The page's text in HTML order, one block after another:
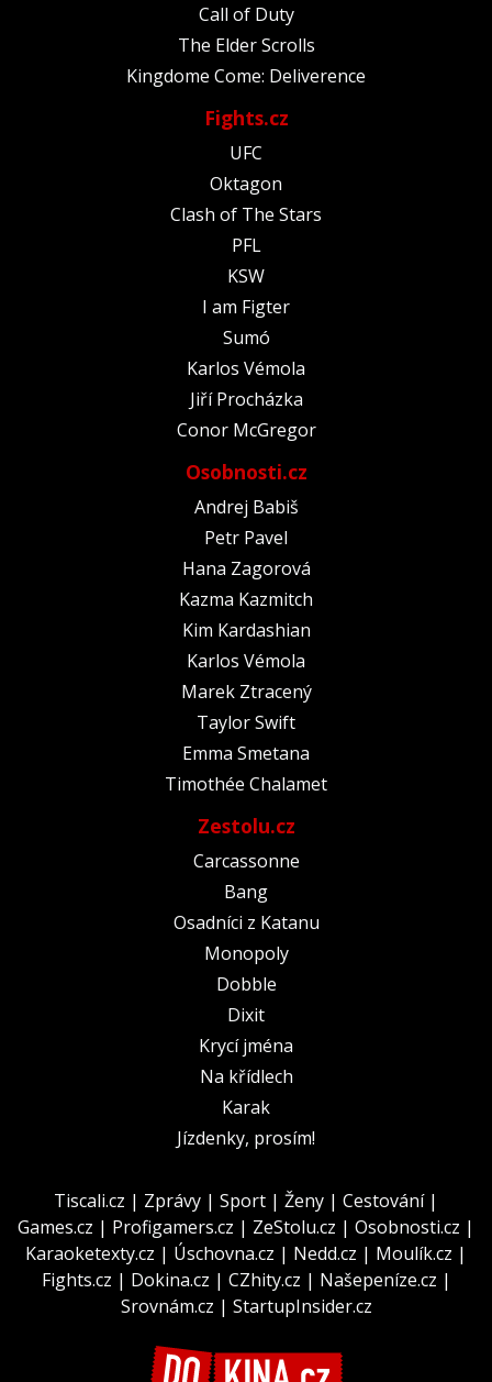
Call of Duty
The Elder Scrolls
Kingdome Come: Deliverence
Fights.cz
UFC
Oktagon
Clash of The Stars
PFL
KSW
I am Figter
Sumó
Karlos Vémola
Jiří Procházka
Conor McGregor
Osobnosti.cz
Andrej Babiš
Petr Pavel
Hana Zagorová
Kazma Kazmitch
Kim Kardashian
Karlos Vémola
Marek Ztracený
Taylor Swift
Emma Smetana
Timothée Chalamet
Zestolu.cz
Carcassonne
Bang
Osadníci z Katanu
Monopoly
Dobble
Dixit
Krycí jména
Na křídlech
Karak
Jízdenky, prosím!
Tiscali.cz | Zprávy | Sport | Ženy | Cestování|
Games.cz | Profigamers.cz | ZeStolu.cz | Osobnosti.cz |
Karaoketexty.cz | Úschovna.cz | Nedd.cz | Moulík.cz |
Fights.cz | Dokina.cz | CZhity.cz | Našepeníze.cz |
Srovnám.cz | StartupInsider.cz